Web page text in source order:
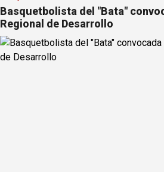
Basquetbolista del "Bata"
Regional de Desarrollo